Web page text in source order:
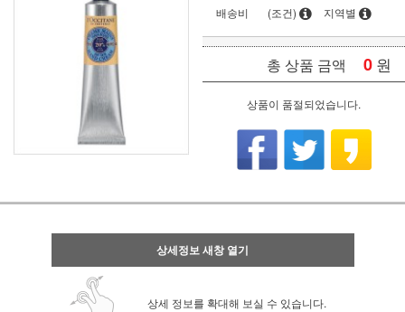
배송비
(조건) 지역별
총 상품 금액 0 원
상품이 품절되었습니다.
상세정보 새창 열기
상세 정보를 확대해 보실 수 있습니다.